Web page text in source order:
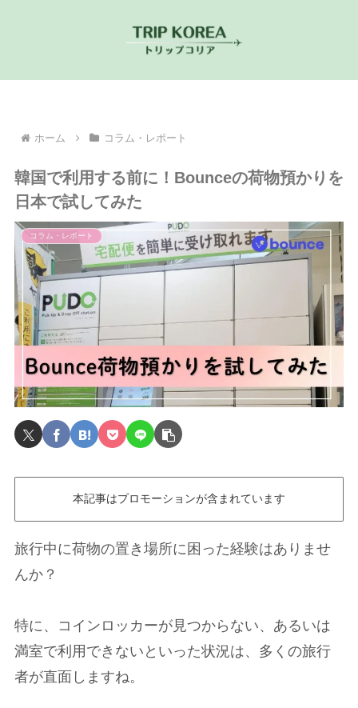
ホーム コラム・レポート
韓国で利用する前に！Bounceの荷物預かりを
日本で試してみた
コラム・レポート
本記事はプロモーションが含まれています
旅行中に荷物の置き場所に困った経験はありませ
んか？
特に、コインロッカーが見つからない、あるいは
満室で利用できないといった状況は、多くの旅行
者が直面しますね。